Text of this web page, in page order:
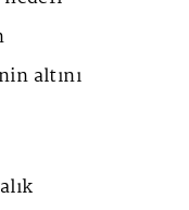
altını